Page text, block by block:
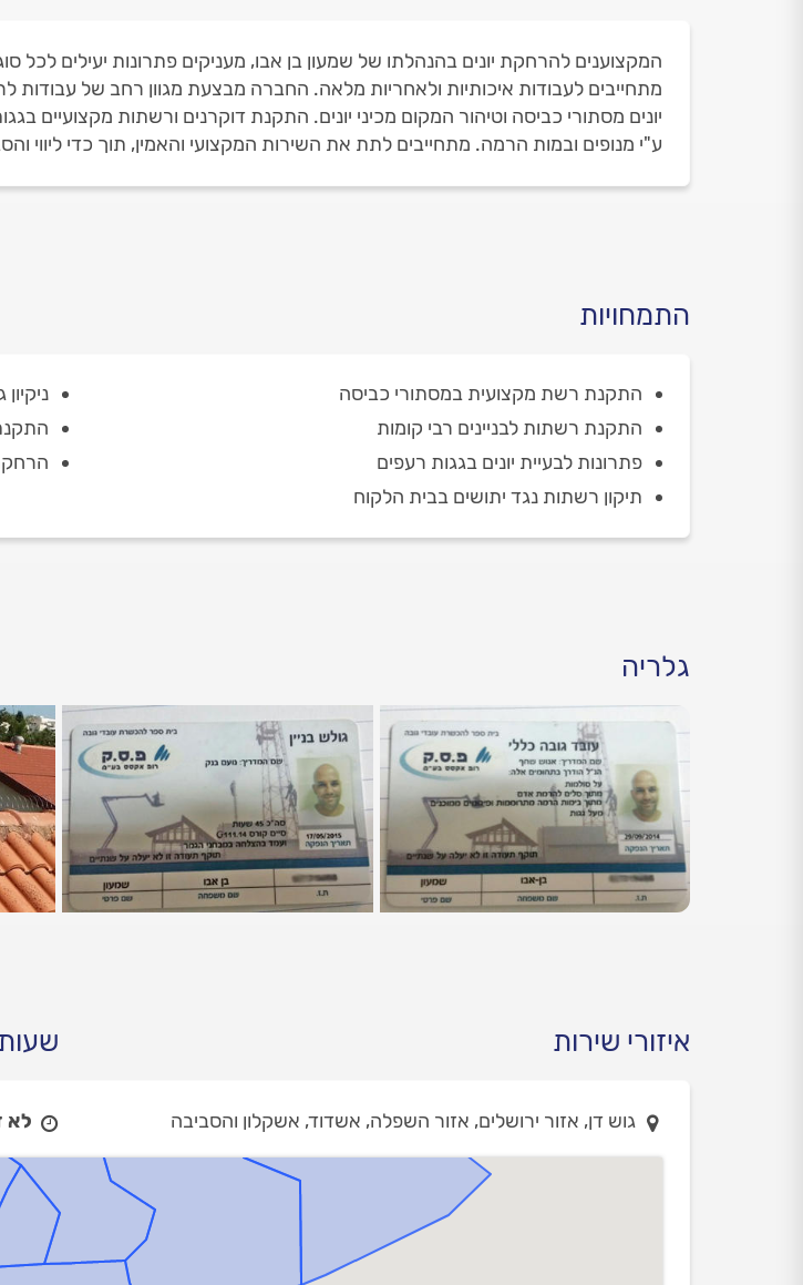
המקצוענים להרחקת יונים בהנהלתו של שמעון בן אבו, מעניקים פתרונות יעילים לכל
מתחייבים לעבודות איכותיות ולאחריות מלאה. החברה מבצעת מגוון רחב של עבודות
יונים מסתורי כביסה וטיהור המקום מכיני יונים. התקנת דוקרנים ורשתות מקצועיים
ע"י מנופים ובמות הרמה. מתחייבים לתת את השירות המקצועי והאמין, תוך כדי ליווי
התמחויות
התקנת רשת מקצועית במסתורי כביסה
התקנת רשתות לבניינים רבי קומות
פתרונות לבעיית יונים בגגות רעפים
תיקון רשתות נגד יתושים בבית הלקוח
גלריה
איזורי שירות
גוש דן, אזור ירושלים, אזור השפלה, אשדוד, אשקלון והסביבה לא